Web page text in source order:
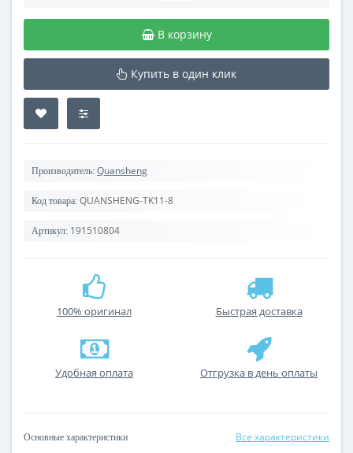
В корзину
Купить в один клик
Производитель: Quansheng
Код товара: QUANSHENG-TK11-8
Артикул: 191510804
100% оригинал Быстрая доставка
Удобная оплата Отгрузка в день оплаты
Основные характеристики Все характеристики